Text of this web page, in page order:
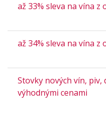
až 33% sleva na vína
až 34% sleva na vína z
Stovky nových vín,
výhodnými cenami